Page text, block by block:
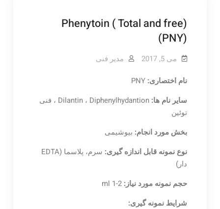
Phenytoin ( Total and free)
(PNY)
می 5, 2017 مدیر فنی
نام اختصاری: PNY
سایر نام ها:
Dilantin ، Diphenylhydantion ، فنی
توئین
بخش مورد انجام: بیوشیمی
نوع نمونه قابل اندازه گیری:
سرم، پلاسما (EDTA
دار)
حجم نمونه مورد نیاز: ml 1-2
شرایط نمونه گیری: